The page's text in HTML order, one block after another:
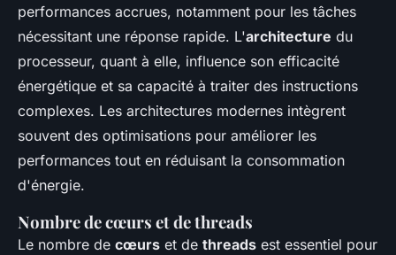
performances accrues, notamment pour les tâches
nécessitant une réponse rapide. L'architecture du
processeur, quant à elle, influence son efficacité
énergétique et sa capacité à traiter des instructions
complexes. Les architectures modernes intègrent
souvent des optimisations pour améliorer les
performances tout en réduisant la consommation
d'énergie.
Nombre de cœurs et de threads
Le nombre de cœurs et de threads est essentiel pour